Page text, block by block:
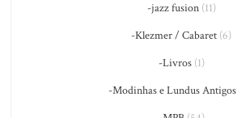
-jazz fusion(11)
-Klezmer / Cabaret (6)
-Livros(1)
-Modinhas e Lundus Antigos